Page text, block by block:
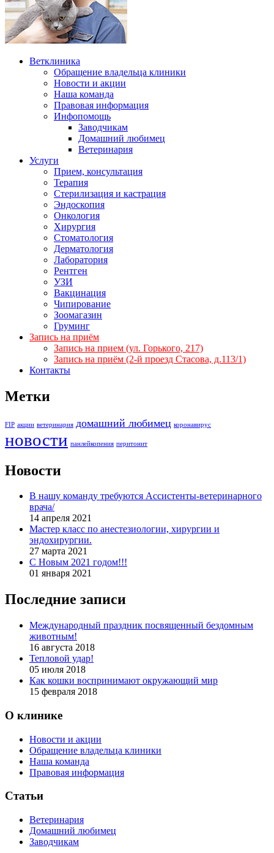
Ветклиника
Обращение владельца клиники
Новости и акции
Наша команда
Правовая информация
Инфопомощь
Заводчикам
Домашний любимец
Ветеринария
Услуги
Прием, консультация
Терапия
Стерилизация и кастрация
Эндоскопия
Онкология
Хирургия
Стоматология
Дерматология
Лаборатория
Рентген
УЗИ
Вакцинация
Чипирование
Зоомагазин
Груминг
Запись на приём
Запись на прием (ул. Горького, 217)
Запись на приём (2-й проезд Стасова, д.113/1)
Контакты
Метки
FIP акции ветеринария домашний любимец коронавирус
новости панлейкопения перитонит
Новости
В нашу команду требуются Ассистенты-ветеринарного
врача/
14 апреля 2021
Мастер класс по анестезиологии, хирургии и
эндохирургии.
27 марта 2021
С Новым 2021 годом!!!
01 января 2021
Последние записи
Международный праздник посвященный бездомным
животным!
16 августа 2018
Тепловой удар!
05 июля 2018
Как кошки воспринимают окружающий мир
15 февраля 2018
О клинике
Новости и акции
Обращение владельца клиники
Наша команда
Правовая информация
Статьи
Ветеринария
Домашний любимец
Заводчикам